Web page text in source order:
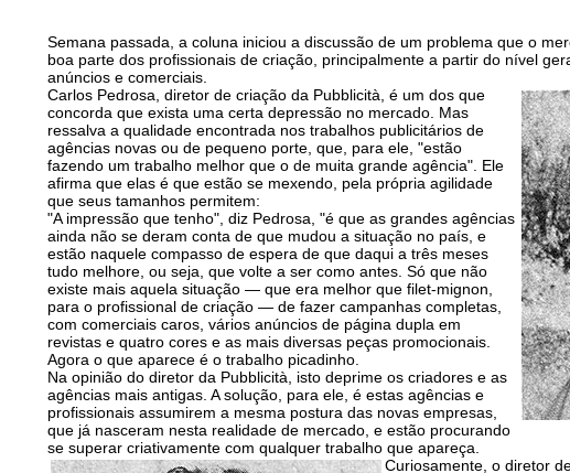
Semana passada, a coluna iniciou a discussão de um problema que o
boa parte dos profissionais de criação, principalmente a partir do nível
anúncios e comerciais.
Carlos Pedrosa, diretor de criação da Pubblicità, é um dos que
concorda que exista uma certa depressão no mercado. Mas
ressalva a qualidade encontrada nos trabalhos publicitários de
agências novas ou de pequeno porte, que, para ele, "estão
fazendo um trabalho melhor que o de muita grande agência". Ele
afirma que elas é que estão se mexendo, pela própria agilidade
que seus tamanhos permitem:
"A impressão que tenho", diz Pedrosa, "é que as grandes agências
ainda não se deram conta de que mudou a situação no país, e
estão naquele compasso de espera de que daqui a três meses
tudo melhore, ou seja, que volte a ser como antes. Só que não
existe mais aquela situação — que era melhor que filet-mignon,
para o profissional de criação — de fazer campanhas completas,
com comerciais caros, vários anúncios de página dupla em
revistas e quatro cores e as mais diversas peças promocionais.
Agora o que aparece é o trabalho picadinho.
Na opinião do diretor da Pubblicità, isto deprime os criadores e as
agências mais antigas. A solução, para ele, é estas agências e
profissionais assumirem a mesma postura das novas empresas,
que já nasceram nesta realidade de mercado, e estão procurando
se superar criativamente com qualquer trabalho que apareça.
Curiosamente, o diretor